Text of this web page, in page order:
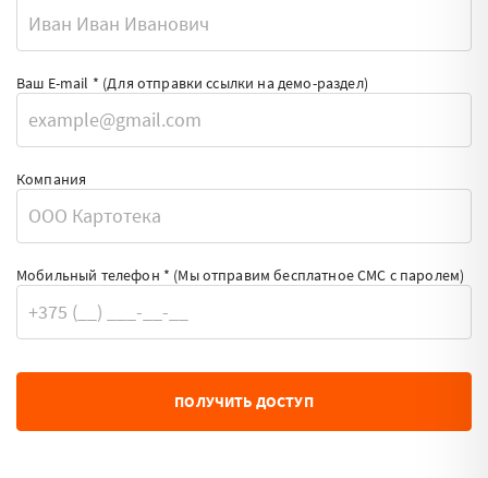
Ваш E-mail * (Для отправки ссылки на демо-раздел)
Компания
Мобильный телефон * (Мы отправим бесплатное СМС с паролем)
ПОЛУЧИТЬ ДОСТУП